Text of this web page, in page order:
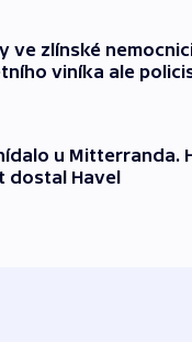
ve zlínské
viníka ale
u Mitterranda.
dostal Havel